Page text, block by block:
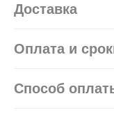
Доставка
Оплата и
Способ